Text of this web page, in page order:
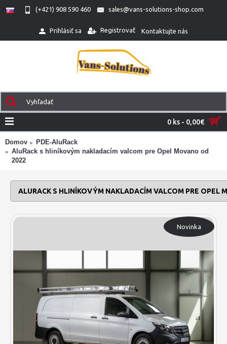
(+421) 908 590 460 sales@vans-solutions-shop.com
Prihlásiť sa Registrovať Kontaktujte nás
0 ks - 0,00€
Domov
PDE-AluRack
AluRack s hliníkovým nakladacím valcom pre Opel Movano od
2022
ALURACK S HLINÍKOVÝM NAKLADACÍM VALCOM PRE OPEL
Novinka